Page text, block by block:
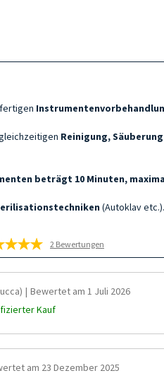
Reinigung,
beträgt 10 Minuten,
(Autoklav etc.).
2 Bewertungen
| Bewertet am 1 Juli 2026
Kauf
am 23 Dezember 2025